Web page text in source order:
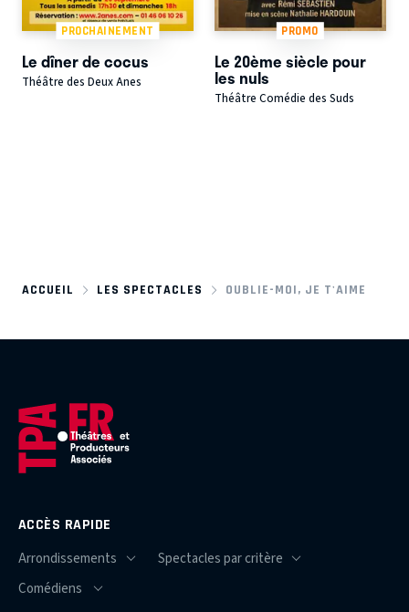
PROCHAINEMENT
Le dîner de cocus
Théâtre des Deux Anes
PROMO
Le 20ème siècle pour
les nuls
Théâtre Comédie des Suds
ACCUEIL LES SPECTACLES OUBLIE-MOI, JE T'AIME
ACCÈS RAPIDE